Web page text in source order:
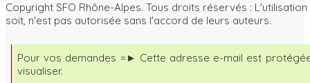
Copyright SFO Rhône-Alpes. Tous droits réservés :
soit, n'est pas autorisée sans l'accord de leurs auteurs.
Pour vos demandes =► Cette adresse e-mail est
visualiser.